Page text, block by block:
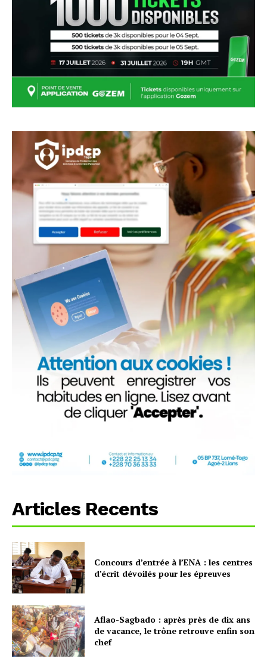
Articles Recents
Concours d’entrée à l’ENA : les centres
d’écrit dévoilés pour les épreuves
Aflao-Sagbado : après près de dix ans
de vacance, le trône retrouve enfin son
chef